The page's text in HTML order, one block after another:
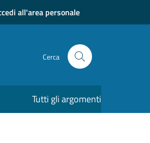
all'area personale
Cerca
Tutti gli argomenti